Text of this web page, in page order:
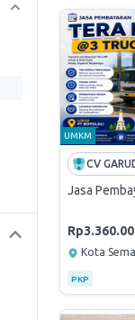
UMKM
CV
Jasa
Kota
PKP